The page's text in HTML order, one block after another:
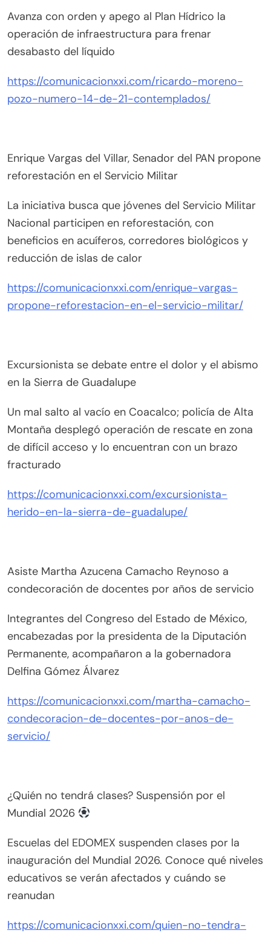
Avanza con orden y apego al Plan Hídrico la
operación de infraestructura para frenar
desabasto del líquido
https://comunicacionxxi.com/ricardo-moreno-
pozo-numero-14-de-21-contemplados/
Enrique Vargas del Villar, Senador del PAN propone
reforestación en el Servicio Militar
La iniciativa busca que jóvenes del Servicio Militar
Nacional participen en reforestación, con
beneficios en acuíferos, corredores biológicos y
reducción de islas de calor
https://comunicacionxxi.com/enrique-vargas-
propone-reforestacion-en-el-servicio-militar/
Excursionista se debate entre el dolor y el abismo
en la Sierra de Guadalupe
Un mal salto al vacío en Coacalco; policía de Alta
Montaña desplegó operación de rescate en zona
de difícil acceso y lo encuentran con un brazo
fracturado
https://comunicacionxxi.com/excursionista-
herido-en-la-sierra-de-guadalupe/
Asiste Martha Azucena Camacho Reynoso a
condecoración de docentes por años de servicio
Integrantes del Congreso del Estado de México,
encabezadas por la presidenta de la Diputación
Permanente, acompañaron a la gobernadora
Delfina Gómez Álvarez
https://comunicacionxxi.com/martha-camacho-
condecoracion-de-docentes-por-anos-de-
servicio/
¿Quién no tendrá clases? Suspensión por el
Mundial 2026
Escuelas del EDOMEX suspenden clases por la
inauguración del Mundial 2026. Conoce qué niveles
educativos se verán afectados y cuándo se
reanudan
https://comunicacionxxi.com/quien-no-tendra-